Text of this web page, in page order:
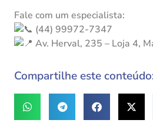
Fale com um especialista:
(44) 99972-7347
Av. Herval, 235 – Loja 4,
Compartilhe este